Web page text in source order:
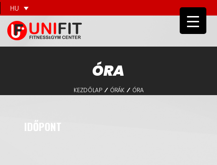
HU
ÓRA
KEZDŐLAP / ÓRÁK / ÓRA
IDŐPONT